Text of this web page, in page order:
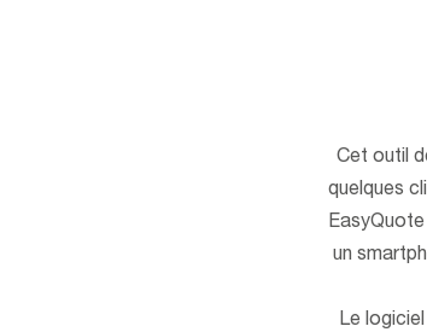
Cet outil
quelques
un
Le